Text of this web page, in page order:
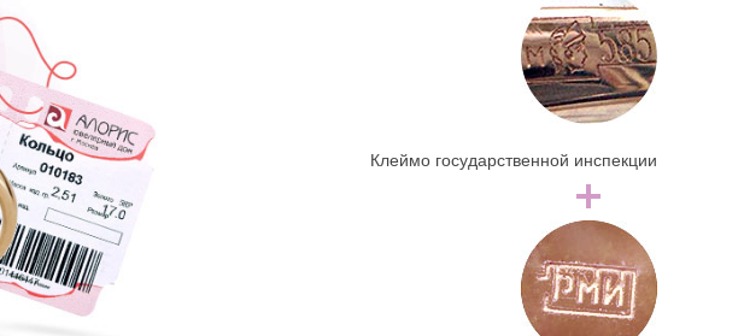
Клеймо государственной инспекции